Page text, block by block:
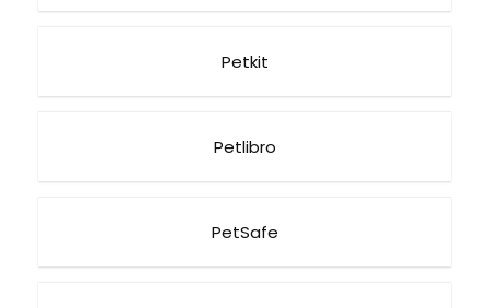
Petkit
Petlibro
PetSafe